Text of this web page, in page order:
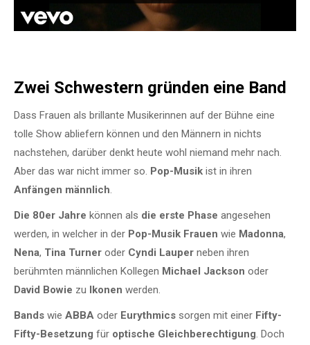
Zwei Schwestern gründen eine Band
Dass Frauen als brillante Musikerinnen auf der Bühne eine
tolle Show abliefern können und den Männern in nichts
nachstehen, darüber denkt heute wohl niemand mehr nach.
Aber das war nicht immer so. Pop-Musik ist in ihren
Anfängen männlich.
Die 80er Jahre können als die erste Phase angesehen
werden, in welcher in der Pop-Musik Frauen wie Madonna,
Nena, Tina Turner oder Cyndi Lauper neben ihren
berühmten männlichen Kollegen Michael Jackson oder
David Bowie zu Ikonen werden.
Bands wie ABBA oder Eurythmics sorgen mit einer Fifty-
Fifty-Besetzung für optische Gleichberechtigung. Doch